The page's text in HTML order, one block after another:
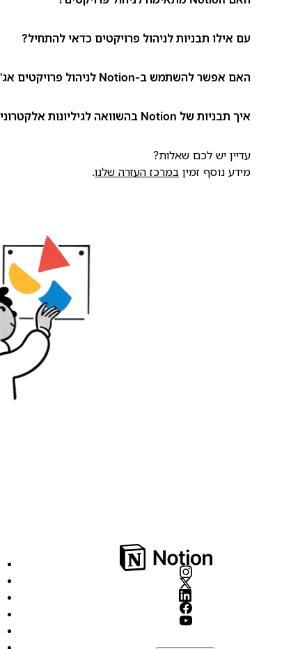
עם אילו תבניות לניהול פרויקטים כדאי להתחיל?
האם אפשר להשתמש ב-Notion לניהול פרויקטים אג'ילי (Agile)?
איך תבניות של Notion בהשוואה לגיליונות אלקטרוניים או למסמכים?
עדיין יש לכם שאלות?
מידע נוסף זמין במרכז העזרה שלנו.